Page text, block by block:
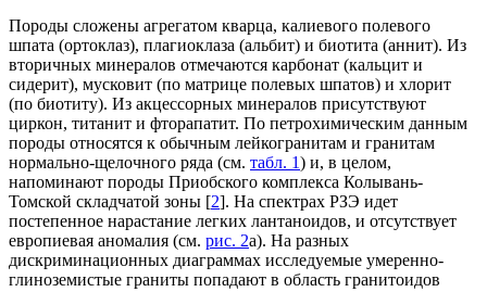
Породы сложены агрегатом кварца, калиевого полевого
шпата (ортоклаз), плагиоклаза (альбит) и биотита (аннит). Из
вторичных минералов отмечаются карбонат (кальцит и
сидерит), мусковит (по матрице полевых шпатов) и хлорит
(по биотиту). Из акцессорных минералов присутствуют
циркон, титанит и фторапатит. По петрохимическим данным
породы относятся к обычным лейкогранитам и гранитам
нормально-щелочного ряда (см. табл. 1) и, в целом,
напоминают породы Приобского комплекса Колывань-
Томской складчатой зоны [2]. На спектрах РЗЭ идет
постепенное нарастание легких лантаноидов, и отсутствует
европиевая аномалия (см. рис. 2а). На разных
дискриминационных диаграммах исследуемые умеренно-
глиноземистые граниты попадают в область гранитоидов